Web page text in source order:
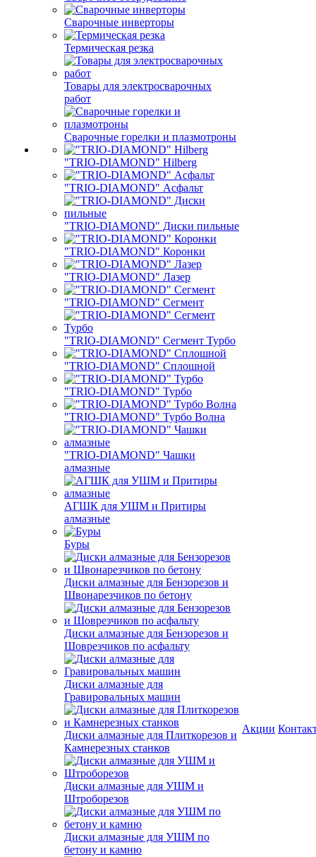
Сварочные инверторы
Термическая резка
Товары для электросварочных
работ
Сварочные горелки и плазмотроны
"TRIO-DIAMOND" Hilberg
"TRIO-DIAMOND" Асфальт
"TRIO-DIAMOND" Диски пильные
"TRIO-DIAMOND" Коронки
"TRIO-DIAMOND" Лазер
"TRIO-DIAMOND" Сегмент
"TRIO-DIAMOND" Сегмент Турбо
"TRIO-DIAMOND" Сплошной
"TRIO-DIAMOND" Турбо
"TRIO-DIAMOND" Турбо Волна
"TRIO-DIAMOND" Чашки
алмазные
АГШК для УШМ и Притиры
алмазные
Буры
Диски алмазные для Бензорезов и
Швонарезчиков по бетону
Диски алмазные для Бензорезов и
Шоврезчиков по асфальту
Диски алмазные для
Гравировальных машин
Диски алмазные для Плиткорезов и
Камнерезных станков
Диски алмазные для УШМ и
Штроборезов
Диски алмазные для УШМ по
бетону и камню
Акции